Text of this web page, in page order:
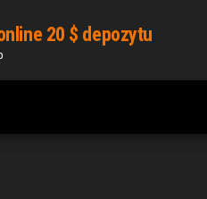
20 $ depozytu